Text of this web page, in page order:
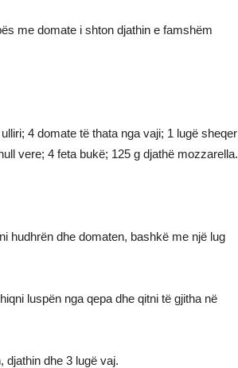
me domate i shton djathin e famshëm
4 domate të thata nga vaji; 1 lugë sheqer
vere; 4 feta bukë; 125 g djathë mozzarella.
hudhrën dhe domaten, bashkë me një lug
luspën nga qepa dhe qitni të gjitha në
djathin dhe 3 lugë vaj.